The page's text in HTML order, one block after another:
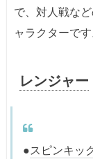
で、対人戦な
ャラクターです
レンジャー
●スピンキッ